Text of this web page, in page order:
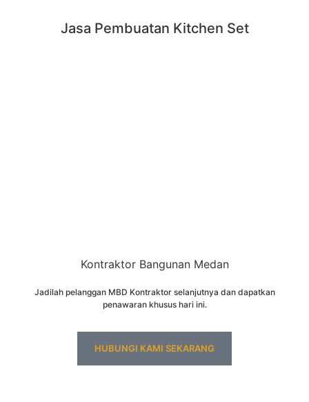
Jasa Pembuatan Kitchen Set
Kontraktor Bangunan Medan
Jadilah pelanggan MBD Kontraktor selanjutnya dan dapatkan
penawaran khusus hari ini.
HUBUNGI KAMI SEKARANG